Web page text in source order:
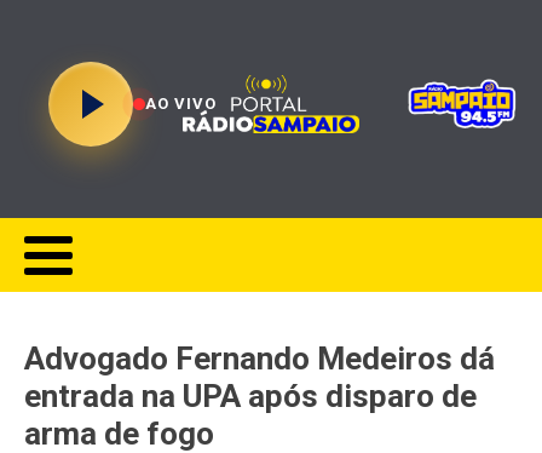
AO VIVO
Advogado Fernando Medeiros dá
entrada na UPA após disparo de
arma de fogo